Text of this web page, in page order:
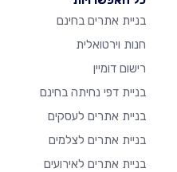
בניית אתרים בחינם
חנות וירטואלית
רישום דומיין
בניית דפי נחיתה בחינם
בניית אתרים לעסקים
בניית אתרים לצלמים
בניית אתרים לאירועים